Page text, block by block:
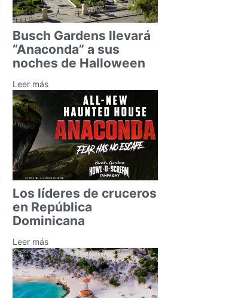
Busch Gardens llevará
“Anaconda” a sus
noches de Halloween
Leer más
Los líderes de cruceros
en República
Dominicana
Leer más